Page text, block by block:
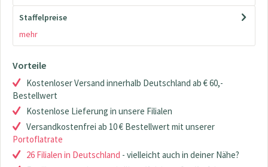
Staffelpreise
mehr
Vorteile
Kostenloser Versand innerhalb Deutschland ab € 60,-
Bestellwert
Kostenlose Lieferung in unsere Filialen
Versandkostenfrei ab 10 € Bestellwert mit unserer
Portoflatrate
26 Filialen in Deutschland - vielleicht auch in deiner Nähe?